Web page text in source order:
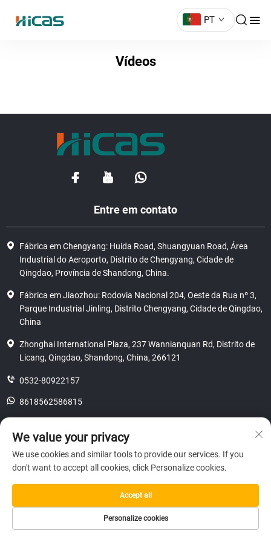
PT
Vídeos
Entre em contato
Fábrica em Chengyang: Huida Road, Shuangyuan Road, Área
Industrial do Aeroporto, Distrito de Chengyang, Cidade de
Qingdao, Província de Shandong, China.
Fábrica em Jiaozhou: Rodovia Nacional 204, Oeste da Rua nº 3,
Parque Industrial Jinling, Distrito Chengyang, Cidade de Qingdao,
China
Zhonghai International Plaza, 237 Wannianquan Rd, Distrito de
Licang, Qingdao, Shandong, China, 266121
0532-80922157
8618562586815
Direitos autorais © 2025 SHANDONG HICAS MACHINERY (GROUP) CO.,
privacidade
We value your privacy
We use cookies and similar tools to provide our services. If you
don't want to accept all cookies, click Personalize cookies.
Personalize cookies
Accept all